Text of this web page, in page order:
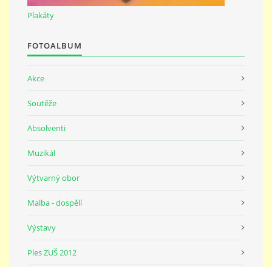
Plakáty
FOTOALBUM
Akce
Soutěže
Absolventi
Muzikál
Výtvarný obor
Malba - dospělí
Výstavy
Ples ZUŠ 2012